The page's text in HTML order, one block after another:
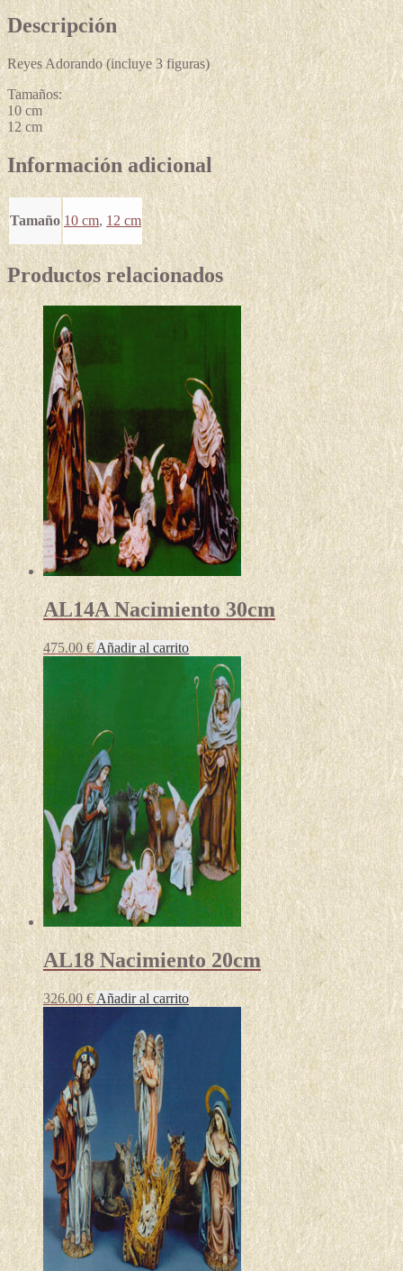
Descripción
Reyes Adorando (incluye 3 figuras)
Tamaños:
10 cm
12 cm
Información adicional
Tamaño 10 cm, 12 cm
Productos relacionados
AL14A Nacimiento 30cm
475.00€ Añadir al carrito
AL18 Nacimiento 20cm
326.00€ Añadir al carrito